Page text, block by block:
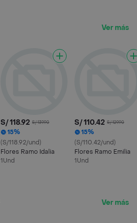
Ver más
S/ 118.92 S/ 139.90
15%
(S/118.92/und)
Flores Ramo Idalia
1Und
S/ 110.42 S/ 129.90
15%
(S/110.42/und)
Flores Ramo Emilia
1Und
Ver más